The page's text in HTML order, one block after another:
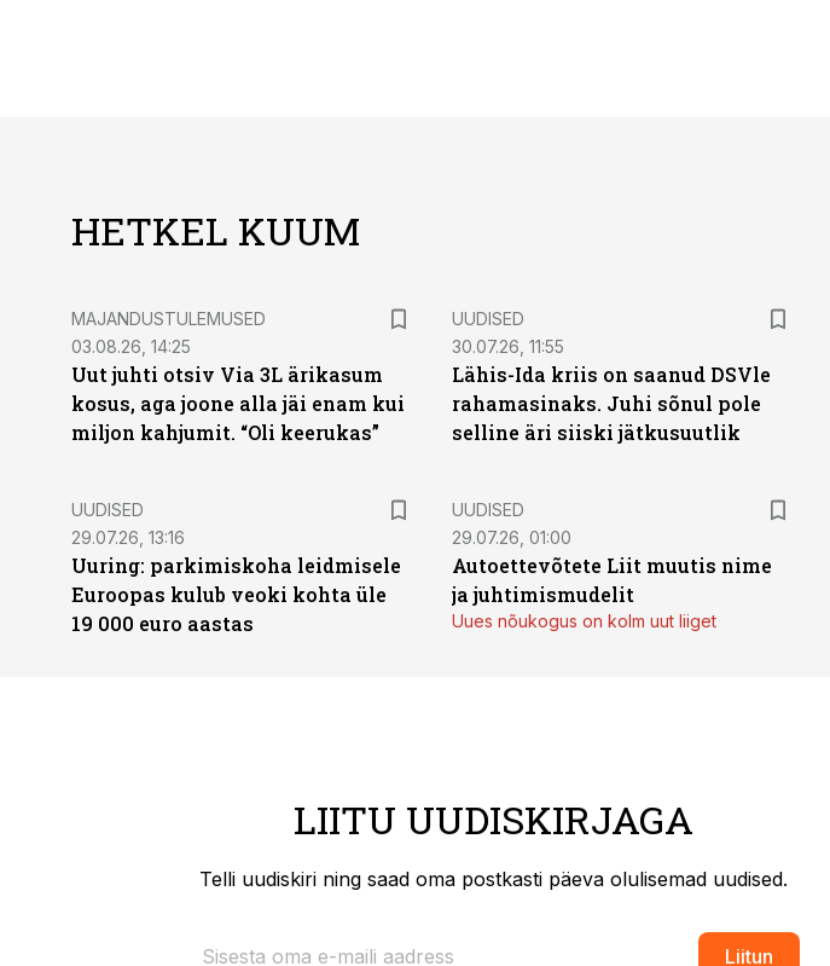
HETKEL KUUM
MAJANDUSTULEMUSED
03.08.26, 14:25
Uut juhti otsiv Via 3L ärikasum
kosus, aga joone alla jäi enam kui
miljon kahjumit. “Oli keerukas”
UUDISED
30.07.26, 11:55
Lähis-Ida kriis on saanud DSVle
rahamasinaks. Juhi sõnul pole
selline äri siiski jätkusuutlik
UUDISED
29.07.26, 13:16
Uuring: parkimiskoha leidmisele
Euroopas kulub veoki kohta üle
19 000 euro aastas
UUDISED
29.07.26, 01:00
Autoettevõtete Liit muutis nime
ja juhtimismudelit
Uues nõukogus on kolm uut liiget
LIITU UUDISKIRJAGA
Telli uudiskiri ning saad oma postkasti päeva olulisemad uudised.
Liitun